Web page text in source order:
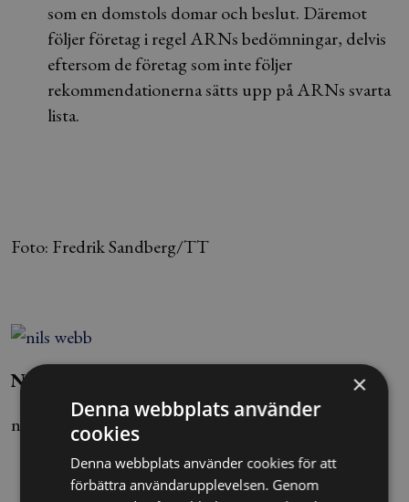
som en domstols domar och beslut. Däremot
följer företag i regel ARNs bedömningar, delvis
eftersom de företag som inte följer
rekommendationerna sätts upp på ARNs svarta
lista.
Foto: Fredrik Sandberg/TT
Nils Ivars/Eva Clasö
nils.ivars@alltomjuridik.se
×
Denna webbplats använder
cookies
Denna webbplats använder cookies för att
förbättra användarupplevelsen. Genom